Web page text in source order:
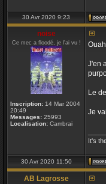
30 Avr 2020 9:23
noise
Ce mec a floodé, je l'ai vu !
Inscription: 14 Mar 2004
20:49
Messages: 25993
Localisation: Cambrai
J'en
Le
Je
It's
30 Avr 2020 11:50
AB Lagrosse